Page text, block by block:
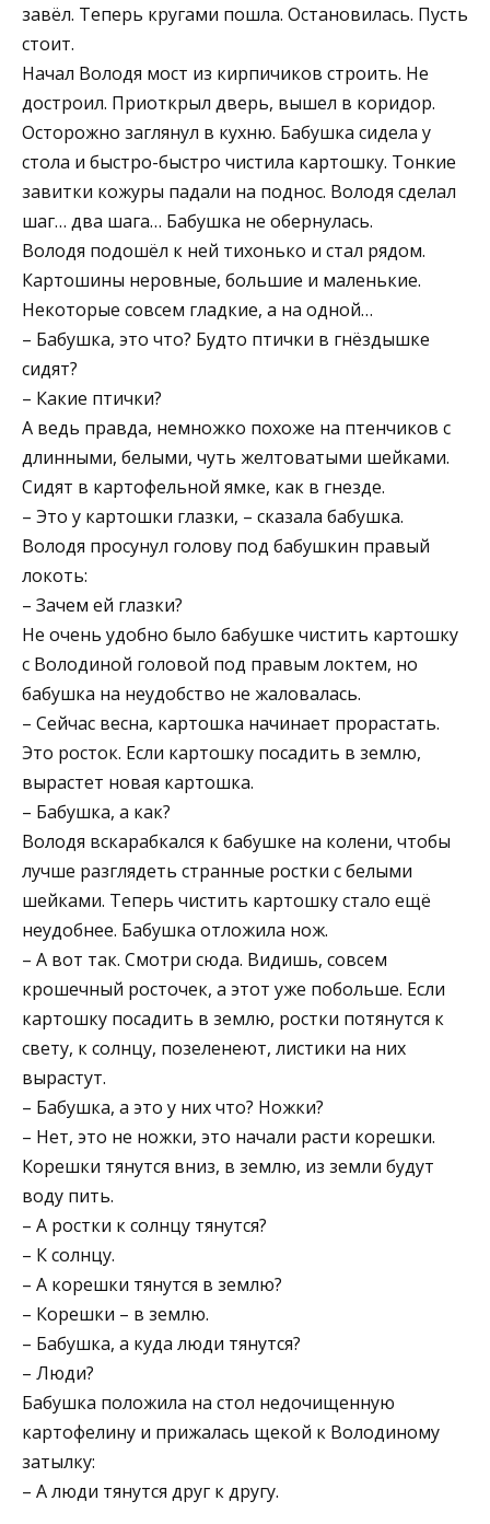
завёл. Теперь кругами пошла. Остановилась. Пусть
стоит.
Начал Володя мост из кирпичиков строить. Не
достроил. Приоткрыл дверь, вышел в коридор.
Осторожно заглянул в кухню. Бабушка сидела у
стола и быстро-быстро чистила картошку. Тонкие
завитки кожуры падали на поднос. Володя сделал
шаг… два шага… Бабушка не обернулась.
Володя подошёл к ней тихонько и стал рядом.
Картошины неровные, большие и маленькие.
Некоторые совсем гладкие, а на одной…
– Бабушка, это что? Будто птички в гнёздышке
сидят?
– Какие птички?
А ведь правда, немножко похоже на птенчиков с
длинными, белыми, чуть желтоватыми шейками.
Сидят в картофельной ямке, как в гнезде.
– Это у картошки глазки, – сказала бабушка.
Володя просунул голову под бабушкин правый
локоть:
– Зачем ей глазки?
Не очень удобно было бабушке чистить картошку
с Володиной головой под правым локтем, но
бабушка на неудобство не жаловалась.
– Сейчас весна, картошка начинает прорастать.
Это росток. Если картошку посадить в землю,
вырастет новая картошка.
– Бабушка, а как?
Володя вскарабкался к бабушке на колени, чтобы
лучше разглядеть странные ростки с белыми
шейками. Теперь чистить картошку стало ещё
неудобнее. Бабушка отложила нож.
– А вот так. Смотри сюда. Видишь, совсем
крошечный росточек, а этот уже побольше. Если
картошку посадить в землю, ростки потянутся к
свету, к солнцу, позеленеют, листики на них
вырастут.
– Бабушка, а это у них что? Ножки?
– Нет, это не ножки, это начали расти корешки.
Корешки тянутся вниз, в землю, из земли будут
воду пить.
– А ростки к солнцу тянутся?
– К солнцу.
– А корешки тянутся в землю?
– Корешки – в землю.
– Бабушка, а куда люди тянутся?
– Люди?
Бабушка положила на стол недочищенную
картофелину и прижалась щекой к Володиному
затылку:
– А люди тянутся друг к другу.